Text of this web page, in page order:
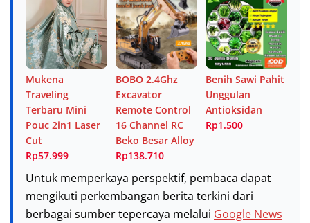
Mukena
Traveling
Terbaru Mini
Pouc 2in1 Laser
Cut
Rp57.999
BOBO 2.4Ghz
Excavator
Remote Control
16 Channel RC
Beko Besar Alloy
Rp138.710
Benih Sawi Pahit
Unggulan
Antioksidan
Rp1.500
Untuk memperkaya perspektif, pembaca dapat
mengikuti perkembangan berita terkini dari
berbagai sumber tepercaya melalui Google News